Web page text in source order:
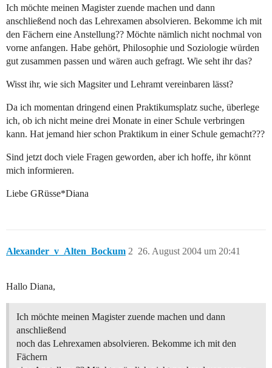
Ich möchte meinen Magister zuende machen und dann
anschließend noch das Lehrexamen absolvieren. Bekomme ich mit
den Fächern eine Anstellung?? Möchte nämlich nicht nochmal von
vorne anfangen. Habe gehört, Philosophie und Soziologie würden
gut zusammen passen und wären auch gefragt. Wie seht ihr das?
Wisst ihr, wie sich Magsiter und Lehramt vereinbaren lässt?
Da ich momentan dringend einen Praktikumsplatz suche, überlege
ich, ob ich nicht meine drei Monate in einer Schule verbringen
kann. Hat jemand hier schon Praktikum in einer Schule gemacht???
Sind jetzt doch viele Fragen geworden, aber ich hoffe, ihr könnt
mich informieren.
Liebe GRüsse*Diana
Alexander_v_Alten_Bockum 26. August 2004 um 20:41
2
Hallo Diana,
Ich möchte meinen Magister zuende machen und dann
anschließend
noch das Lehrexamen absolvieren. Bekomme ich mit den
Fächern